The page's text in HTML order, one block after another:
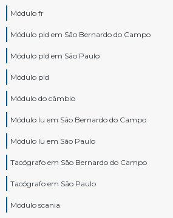
Módulo fr
Módulo pld em São Bernardo do Campo
Módulo pld em São Paulo
Módulo pld
Módulo do câmbio
Módulo lu em São Bernardo do Campo
Módulo lu em São Paulo
Tacógrafo em São Bernardo do Campo
Tacógrafo em São Paulo
Módulo scania